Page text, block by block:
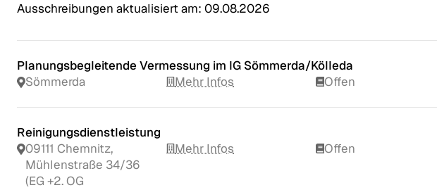
Ausschreibungen aktualisiert am: 09.08.2026
Planungsbegleitende Vermessung im IG Sömmerda/Kölleda
Sömmerda
Mehr Infos Offen
Reinigungsdienstleistung
09111 Chemnitz,
Mühlenstraße 34/36
(EG +2. OG
Mehr Infos Offen